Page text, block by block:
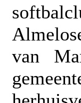
van